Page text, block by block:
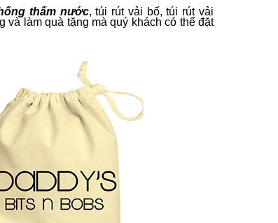
thấm nước, túi rút vải bố, túi rút vải
và làm quà tặng mà quý khách có thể đặt